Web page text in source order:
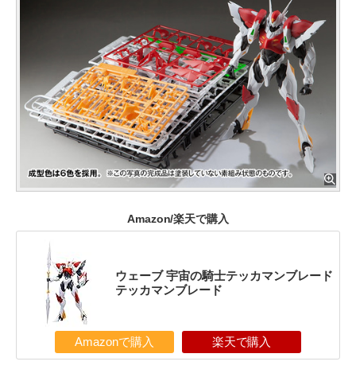
Amazon/楽天で購入
ウェーブ 宇宙の騎士テッカマンブレード
テッカマンブレード
Amazonで購入 楽天で購入